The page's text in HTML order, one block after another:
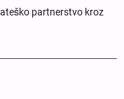
partnerstvo kroz